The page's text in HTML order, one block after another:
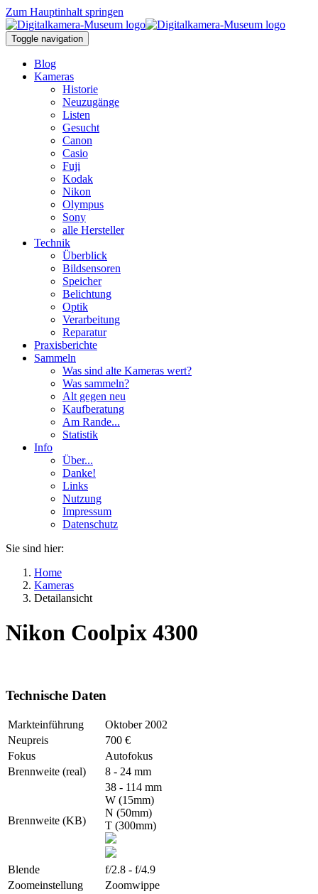
Zum Hauptinhalt springen
Toggle navigation
Blog
Kameras
Historie
Neuzugänge
Listen
Gesucht
Canon
Casio
Fuji
Kodak
Nikon
Olympus
Sony
alle Hersteller
Technik
Überblick
Bildsensoren
Speicher
Belichtung
Optik
Verarbeitung
Reparatur
Praxisberichte
Sammeln
Was sind alte Kameras wert?
Was sammeln?
Alt gegen neu
Kaufberatung
Am Rande...
Statistik
Info
Über...
Danke!
Links
Nutzung
Impressum
Datenschutz
Sie sind hier:
Home
Kameras
Detailansicht
Nikon Coolpix 4300
Technische Daten
Markteinführung
Oktober 2002
Neupreis
700 €
Fokus
Autofokus
Brennweite (real)
8 - 24 mm
Brennweite (KB)
38 - 114 mm
W (15mm)
N (50mm)
T (300mm)
Blende
f/2.8 - f/4.9
Zoomeinstellung
Zoomwippe